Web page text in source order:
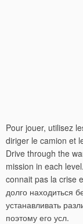
Pour jouer, utilisez
diriger le camion et
Drive through the
mission in each
connait pas la crise
долго находиться
устанавливать
поэтому его усл.